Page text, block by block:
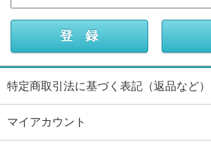
特定商取引法に基づく表記（返品など）
マイアカウント